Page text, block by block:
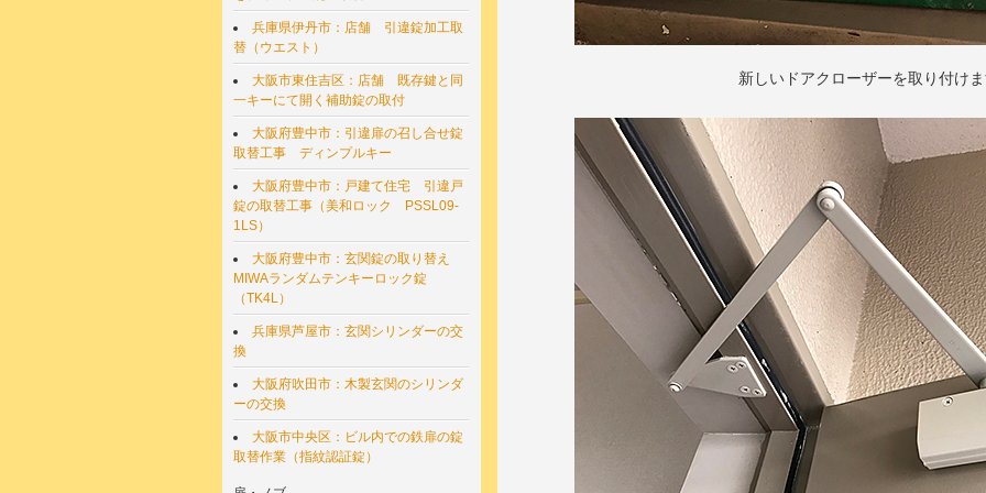
新しいドアクローザーを取り付け
兵庫県伊丹市：店舗 引違錠加工取
替（ウエスト）
大阪市東住吉区：店舗 既存鍵と同
一キーにて開く補助錠の取付
大阪府豊中市：引違扉の召し合せ錠
取替工事 ディンプルキー
大阪府豊中市：戸建て住宅 引違戸
錠の取替工事（美和ロック PSSL09-
1LS）
大阪府豊中市：玄関錠の取り替え
MIWAランダムテンキーロック錠
（TK4L）
兵庫県芦屋市：玄関シリンダーの交
換
大阪府吹田市：木製玄関のシリンダ
ーの交換
大阪市中央区：ビル内での鉄扉の錠
取替作業（指紋認証錠）